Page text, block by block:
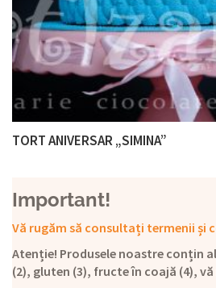
TORT ANIVERSAR „SIMINA”
Important!
Vă rugăm să consultați termenii și
Atenție! Produsele noastre conțin
(2), gluten (3), fructe în coajă (4),